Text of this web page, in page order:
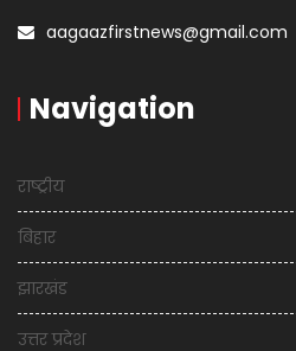
aagaazfirstnews@gmail.com
Navigation
राष्ट्रीय
बिहार
झारखंड
उत्तर प्रदेश